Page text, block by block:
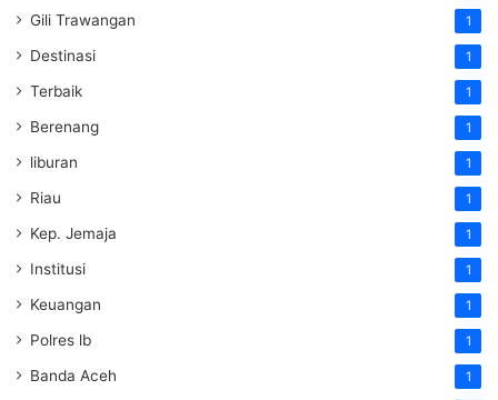
Gili Trawangan 1
Destinasi 1
Terbaik 1
Berenang 1
liburan 1
Riau 1
Kep. Jemaja 1
Institusi 1
Keuangan 1
Polres lb 1
Banda Aceh 1